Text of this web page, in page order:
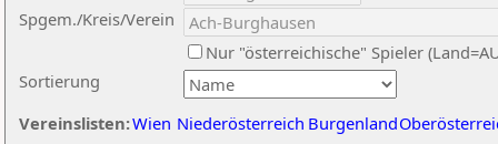
Sortierung
Spgem./Kreis/Verein
Nur "österreichische" Spieler
Vereinslisten:Wien Niederösterreich Burgenland